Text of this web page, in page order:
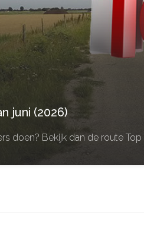
juni (2026)
doen? Bekijk dan de route Top